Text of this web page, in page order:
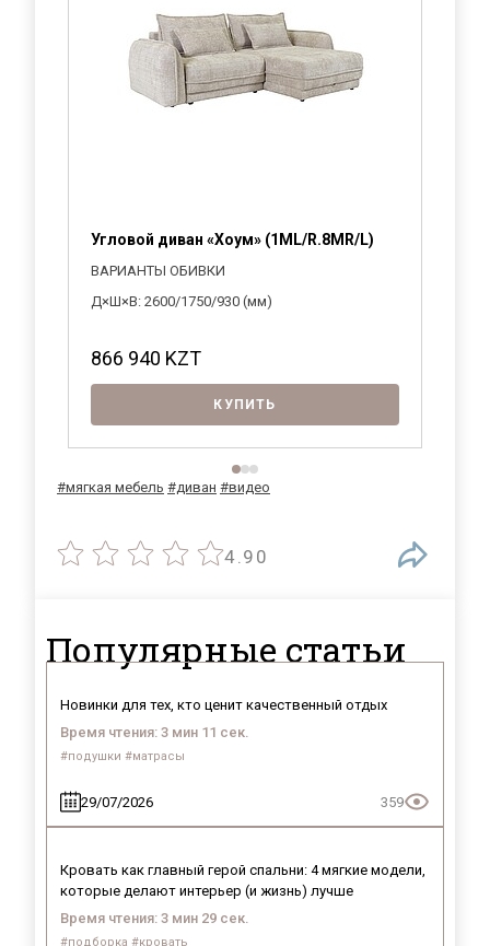
Угловой диван «Хоум» (1ML/R.8MR/L)
ВАРИАНТЫ ОБИВКИ
Д×Ш×В: 2600/1750/930 (мм)
866 940 KZT
КУПИТЬ
#мягкая мебель #диван #видео
4.90
Популярные статьи
Новинки для тех, кто ценит качественный отдых
Время чтения: 3 мин 11 сек.
#подушки #матрасы
29/07/2026 359
Кровать как главный герой спальни: 4 мягкие модели,
которые делают интерьер (и жизнь) лучше
Время чтения: 3 мин 29 сек.
#подборка #кровать